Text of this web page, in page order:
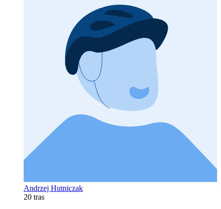
Andrzej Hutniczak
20 tras